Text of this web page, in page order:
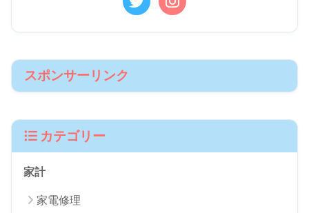
スポンサーリンク
カテゴリー
家計
家電修理